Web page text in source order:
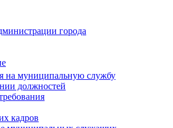
города
на муниципальную службу
должностей
кадров